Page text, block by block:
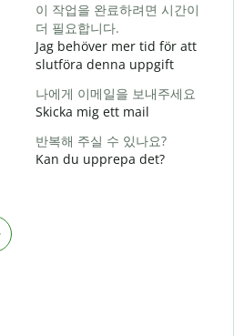
이 작업을 완료하려면 시간이
더 필요합니다.
Jag behöver mer tid för att
slutföra denna uppgift
나에게 이메일을 보내주세요
Skicka mig ett mail
반복해 주실 수 있나요?
Kan du upprepa det?